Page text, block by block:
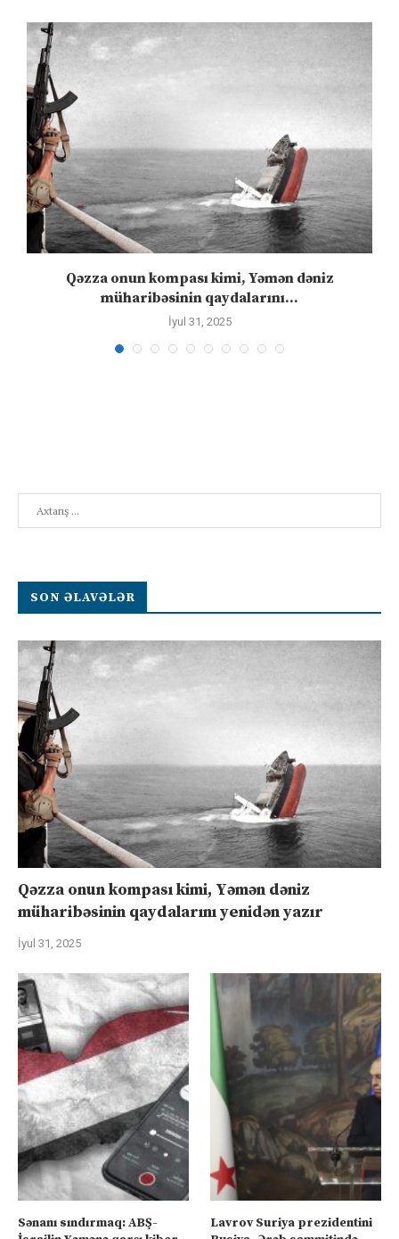
Qəzza onun kompası kimi, Yəmən dəniz
müharibəsinin qaydalarını...
İyul 31, 2025
SON ƏLAVƏLƏR
Qəzza onun kompası kimi, Yəmən dəniz
müharibəsinin qaydalarını yenidən yazır
İyul 31, 2025
Sənanı sındırmaq: ABŞ-
Lavrov Suriya prezidentini